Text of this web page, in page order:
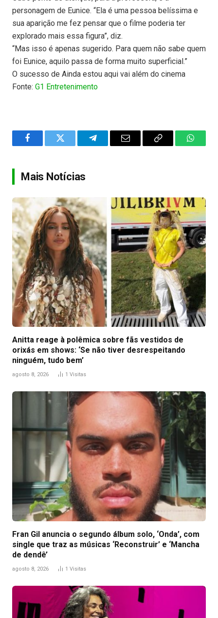
personagem de Eunice. “Ela é uma pessoa belíssima e
sua aparição me fez pensar que o filme poderia ter
explorado mais essa figura”, diz.
“Mas isso é apenas sugerido. Para quem não sabe quem
foi Eunice, aquilo passa de forma muito superficial.”
O sucesso de Ainda estou aqui vai além do cinema
Fonte: G1 Entretenimento
FacebookTwitter TelegramEmail
Copy
Mais Notícias
Anitta reage à polêmica sobre fãs vestidos de
orixás em shows: ‘Se não tiver desrespeitando
ninguém, tudo bem’
agosto 8, 2026 1 Visitas
Fran Gil anuncia o segundo álbum solo, ‘Onda’, com
single que traz as músicas ‘Reconstruir’ e ‘Mancha
de dendê’
agosto 8, 2026 1 Visitas